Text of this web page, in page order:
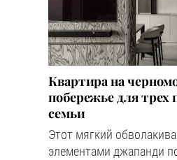
Квартира на
побережье для трех
семьи
Этот мягкий
элементами джапанди